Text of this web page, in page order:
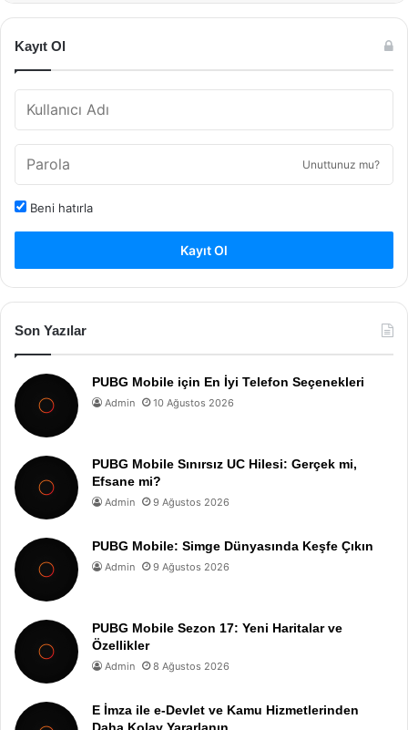
Kayıt Ol
Unuttunuz mu?
Beni hatırla
Kayıt Ol
Son Yazılar
PUBG Mobile için En İyi Telefon Seçenekleri
Admin 10 Ağustos 2026
PUBG Mobile Sınırsız UC Hilesi: Gerçek mi,
Efsane mi?
Admin 9 Ağustos 2026
PUBG Mobile: Simge Dünyasında Keşfe Çıkın
Admin 9 Ağustos 2026
PUBG Mobile Sezon 17: Yeni Haritalar ve
Özellikler
Admin 8 Ağustos 2026
E İmza ile e-Devlet ve Kamu Hizmetlerinden
Daha Kolay Yararlanın